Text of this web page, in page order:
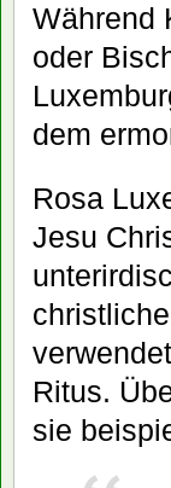
Während
oder
dem
Rosa
Jesu
Ritus.
sie